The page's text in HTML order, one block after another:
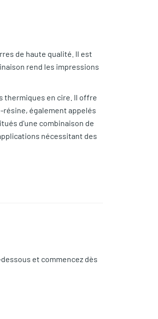
de haute qualité. Il est
rend les impressions
thermiques en cire. Il offre
également appelés
d'une combinaison de
nécessitant des
et commencez dès